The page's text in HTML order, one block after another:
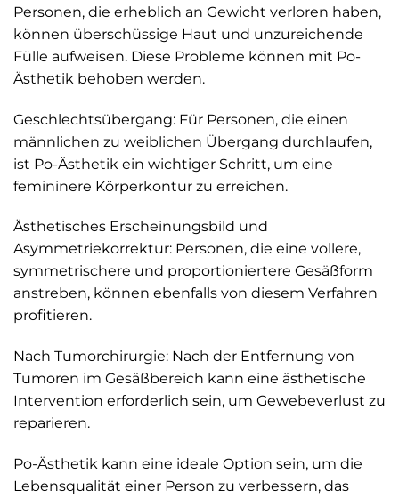
Personen, die erheblich an Gewicht verloren haben,
können überschüssige Haut und unzureichende
Fülle aufweisen. Diese Probleme können mit Po-
Ästhetik behoben werden.
Geschlechtsübergang: Für Personen, die einen
männlichen zu weiblichen Übergang durchlaufen,
ist Po-Ästhetik ein wichtiger Schritt, um eine
femininere Körperkontur zu erreichen.
Ästhetisches Erscheinungsbild und
Asymmetriekorrektur: Personen, die eine vollere,
symmetrischere und proportioniertere Gesäßform
anstreben, können ebenfalls von diesem Verfahren
profitieren.
Nach Tumorchirurgie: Nach der Entfernung von
Tumoren im Gesäßbereich kann eine ästhetische
Intervention erforderlich sein, um Gewebeverlust zu
reparieren.
Po-Ästhetik kann eine ideale Option sein, um die
Lebensqualität einer Person zu verbessern, das